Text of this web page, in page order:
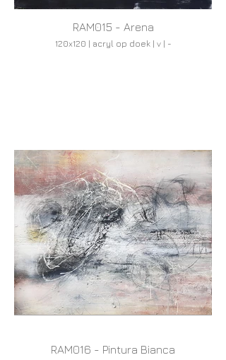
RAM015 - Arena
120x120 | acryl op doek | v | -
RAM016 - Pintura Bianca